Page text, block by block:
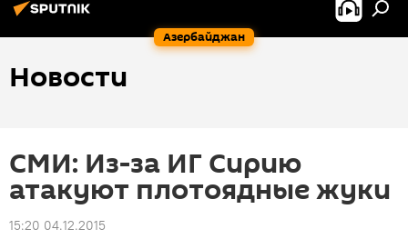
Азербайджан
Новости
СМИ: Из-за ИГ Сирию
атакуют плотоядные жуки
15:20 04.12.2015